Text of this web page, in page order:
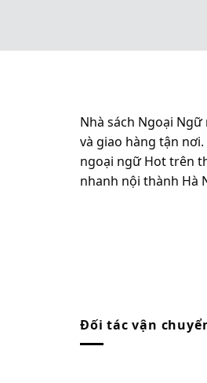
Nhà sách Ngoại
và giao hàng tận
ngoại ngữ Hot trên
nhanh nội thành Hà
Đối tác vận